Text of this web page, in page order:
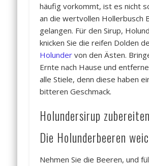
häufig vorkommt, ist es nicht
an die wertvollen Hollerbusch
gelangen. Für den Sirup,
knicken Sie die reifen Dolden
Holunder von den Ästen.
Ernte nach Hause und
alle Stiele, denn diese haben
bitteren Geschmack.
Holundersirup zubereiten
Die Holunderbeeren
Nehmen Sie die Beeren, und